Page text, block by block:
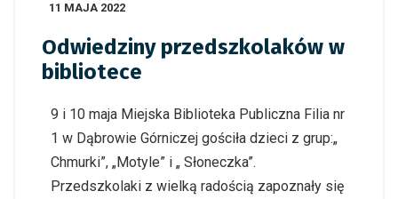
11 MAJA 2022
Odwiedziny przedszkolaków w
bibliotece
9 i 10 maja Miejska Biblioteka Publiczna Filia nr
1 w Dąbrowie Górniczej gościła dzieci z grup:„
Chmurki”, „Motyle” i „ Słoneczka”.
Przedszkolaki z wielką radością zapoznały się